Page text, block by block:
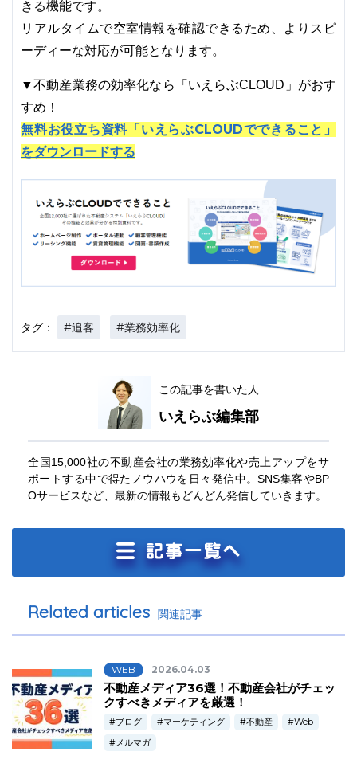
きる機能です。
リアルタイムで空室情報を確認できるため、よりスピ
ーディーな対応が可能となります。
▼不動産業務の効率化なら「いえらぶCLOUD」がおす
すめ！
無料お役立ち資料「いえらぶCLOUDでできること」
をダウンロードする
タグ： #追客 #業務効率化
この記事を書いた人
いえらぶ編集部
全国15,000社の不動産会社の業務効率化や売上アップをサ
ポートする中で得たノウハウを日々発信中。SNS集客やBP
Oサービスなど、最新の情報もどんどん発信していきます。
Related articles 関連記事
WEB 2026.04.03
不動産メディア36選！不動産会社がチェッ
クすべきメディアを厳選！
ブログ マーケティング 不動産
Web
メルマガ